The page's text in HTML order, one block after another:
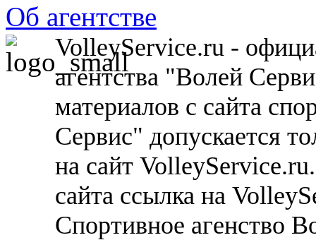
Об агентстве
VolleyService.ru -
агентства "Волей
материалов с сайта
Сервис" допускается
на сайт
сайта ссылка на
Спортивное агенство